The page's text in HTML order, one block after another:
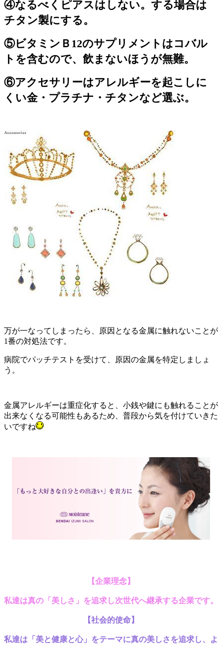
④なるべくピアスはしない。する場合は
チタン製にする。
⑤ビタミンＢ12のサプリメントはコバル
トを含むので、飲まないほうが無難。
⑥アクセサリーはアレルギーを起こしに
くい金・プラチナ・チタンなど選ぶ。
万が一なってしまったら、原因となる金属に触れないことが
1番の対処法です。
病院でパッチテストを受けて、原因の金属を特定しましょ
う。
金属アレルギーは重症化すると、小銭や鍵にも触れることが
出来なくなる可能性もあるため、普段から気を付けていきた
いですね
【企業理念】
私達は真の「美しさ」を追求し次世代へ継承する企業です。
【社会的使命】
私達は「美と健康と心」をテーマに真の美しさを追求し、
よ